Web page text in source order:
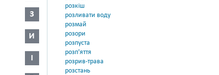
З
И
І
розкіш
розливати воду
розмай
розори
розпуста
розп'яття
розрив-трава
розстань